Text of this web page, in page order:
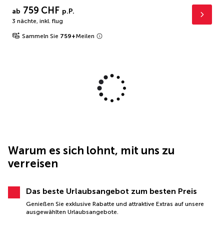
ab 759 CHF p.P.
3 nächte, inkl. flug
Sammeln Sie 759+Meilen
Warum es sich lohnt, mit uns zu
verreisen
Das beste Urlaubsangebot zum besten Preis
Genießen Sie exklusive Rabatte und attraktive Extras auf unsere
ausgewählten Urlaubsangebote.